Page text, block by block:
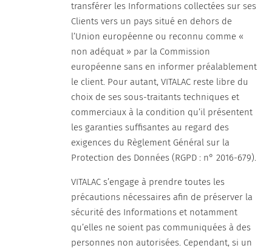
transférer les Informations collectées sur ses
Clients vers un pays situé en dehors de
l’Union européenne ou reconnu comme «
non adéquat » par la Commission
européenne sans en informer préalablement
le client. Pour autant, VITALAC reste libre du
choix de ses sous-traitants techniques et
commerciaux à la condition qu’il présentent
les garanties suffisantes au regard des
exigences du Règlement Général sur la
Protection des Données (RGPD : n° 2016-679).
VITALAC s’engage à prendre toutes les
précautions nécessaires afin de préserver la
sécurité des Informations et notamment
qu’elles ne soient pas communiquées à des
personnes non autorisées. Cependant, si un